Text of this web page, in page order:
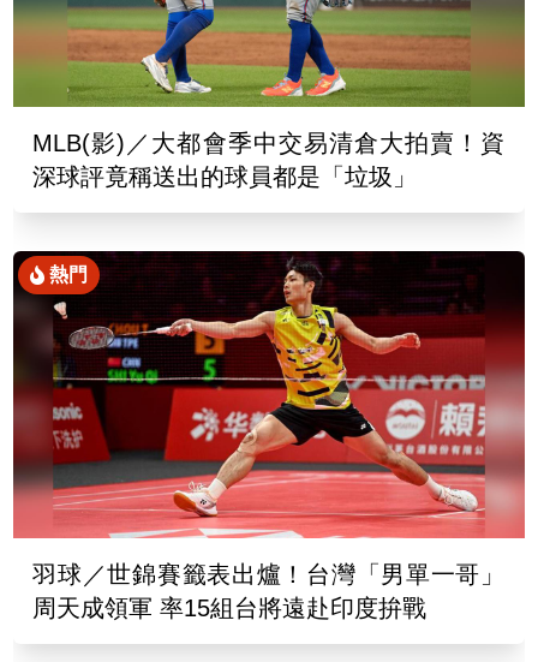
MLB(影)／大都會季中交易清倉大拍賣！資
深球評竟稱送出的球員都是「垃圾」
熱門
羽球／世錦賽籤表出爐！台灣「男單一哥」
周天成領軍 率15組台將遠赴印度拚戰